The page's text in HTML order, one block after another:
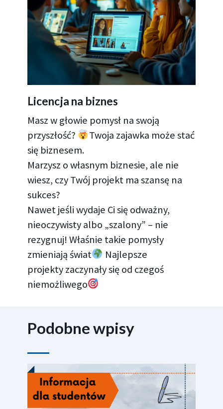
Licencja na biznes
Masz w głowie pomysł na swoją
przyszłość?
Twoja zajawka może stać
się biznesem.
Marzysz o własnym biznesie, ale nie
wiesz, czy Twój projekt ma szansę na
sukces?
Nawet jeśli wydaje Ci się odważny,
nieoczywisty albo „szalony” – nie
rezygnuj! Właśnie takie pomysły
zmieniają świat
Najlepsze
projekty zaczynały się od czegoś
niemożliwego
Podobne wpisy